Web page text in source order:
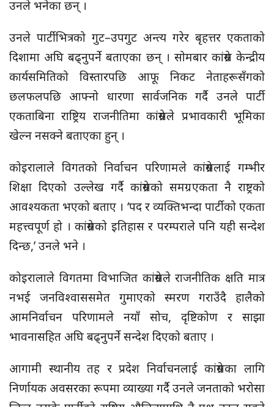
उनले भनेका छन् ।
उनले पार्टीभित्रको गुट–उपगुट अन्त्य गरेर बृहत्तर एकताको
दिशामा अघि बढ्नुपर्ने बताएका छन् । सोमबार कांग्रेस केन्द्रीय
कार्यसमितिको विस्तारपछि आफू निकट नेताहरूसँगको
छलफलपछि आफ्नो धारणा सार्वजनिक गर्दै उनले पार्टी
एकताबिना राष्ट्रिय राजनीतिमा कांग्रेसले प्रभावकारी भूमिका
खेल्न नसक्ने बताएका हुन् ।
कोइरालाले विगतको निर्वाचन परिणामले कांग्रेसलाई गम्भीर
शिक्षा दिएको उल्लेख गर्दै कांग्रेसको समग्र एकता नै राष्ट्रको
आवश्यकता भएको बताए । ‘पद र व्यक्तिभन्दा पार्टीको एकता
महत्त्वपूर्ण हो । कांग्रेसको इतिहास र परम्पराले पनि यही सन्देश
दिन्छ,’ उनले भने ।
कोइरालाले विगतमा विभाजित कांग्रेसले राजनीतिक क्षति मात्र
नभई जनविश्वाससमेत गुमाएको स्मरण गराउँदै हालैको
आमनिर्वाचन परिणामले नयाँ सोच, दृष्टिकोण र साझा
भावनासहित अघि बढ्नुपर्ने सन्देश दिएको बताए ।
आगामी स्थानीय तह र प्रदेश निर्वाचनलाई कांग्रेसका लागि
निर्णायक अवसरका रूपमा व्याख्या गर्दै उनले जनताको भरोसा